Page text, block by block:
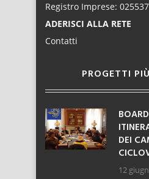
Registro Imprese:
ADERISCI ALLA RETE
Contatti
PROGETTI
DEI
12